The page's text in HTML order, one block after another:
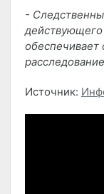
-
действующего
обеспечивает
Источник: